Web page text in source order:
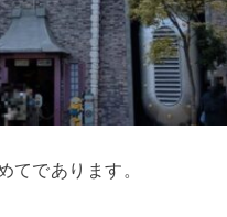
てであります。